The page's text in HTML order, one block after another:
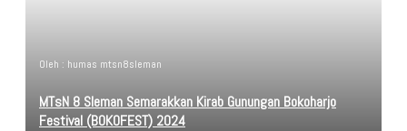
Oleh : humas mtsn8sleman
MTsN 8 Sleman Semarakkan Kirab Gunungan Bokoharjo
Festival (BOKOFEST) 2024